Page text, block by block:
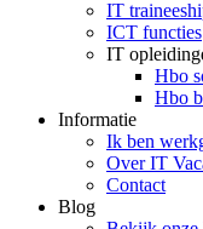
IT
ICT functies
IT
Hbo
Hbo
Informatie
Ik ben
Over IT
Contact
Blog